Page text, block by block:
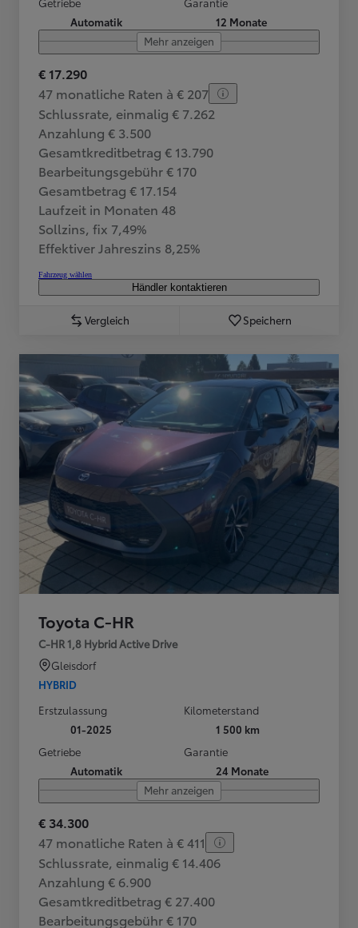
Automatik
12 Monate
Mehr anzeigen
€ 17.290
47 monatliche Raten à € 207
Schlussrate, einmalig € 7.262
Anzahlung € 3.500
Gesamtkreditbetrag € 13.790
Bearbeitungsgebühr € 170
Gesamtbetrag € 17.154
Laufzeit in Monaten 48
Sollzins, fix 7,49%
Effektiver Jahreszins 8,25%
Fahrzeug wählen
Händler kontaktieren
Vergleich Speichern
Toyota C-HR
C-HR 1,8 Hybrid Active Drive
Gleisdorf
HYBRID
Erstzulassung
01-2025
Kilometerstand
1 500 km
Getriebe
Automatik
Garantie
24 Monate
Mehr anzeigen
€ 34.300
47 monatliche Raten à € 411
Schlussrate, einmalig € 14.406
Anzahlung € 6.900
Gesamtkreditbetrag € 27.400
Bearbeitungsgebühr € 170